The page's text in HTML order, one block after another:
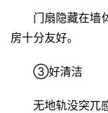
门扇隐藏在墙
房十分友好。
③好清洁
无地轨没突兀